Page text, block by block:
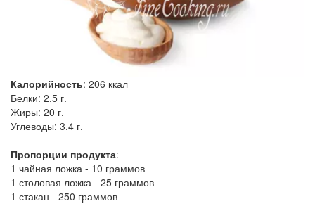
Калорийность: 206 ккал
Белки: 2.5 г.
Жиры: 20 г.
Углеводы: 3.4 г.
Пропорции продукта:
1 чайная ложка - 10 граммов
1 столовая ложка - 25 граммов
1 стакан - 250 граммов